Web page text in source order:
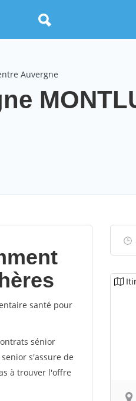
Auvergne
santé pour
sénior
s'assure de
à trouver l'offre